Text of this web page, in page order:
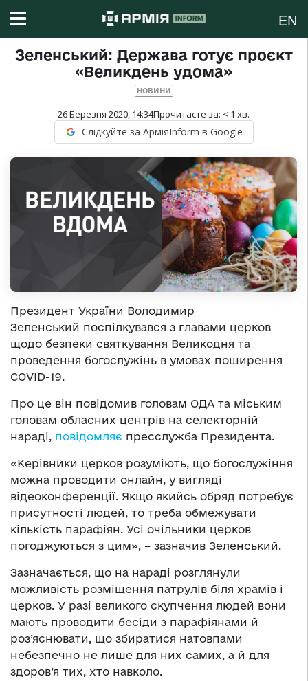
EN
Зеленський: Держава готує проєкт
«Великдень удома»
НОВИНИ
26 Березня 2020, 14:34Прочитаєте за: < 1 хв.
Слідкуйте за АрміяInform в Google
Президент України Володимир
Зеленський поспілкувався з главами церков
щодо безпеки святкування Великодня та
проведення богослужінь в умовах поширення
COVID-19.
Про це він повідомив головам ОДА та міським
головам обласних центрів на селекторній
нараді, повідомляє пресслужба Президента.
«Керівники церков розуміють, що богослужіння
можна проводити онлайн, у вигляді
відеоконференції. Якщо якийсь обряд потребує
присутності людей, то треба обмежувати
кількість парафіян. Усі очільники церков
погоджуються з цим», – зазначив Зеленський.
Зазначається, що на нараді розглянули
можливість розміщення патрулів біля храмів і
церков. У разі великого скупчення людей вони
мають проводити бесіди з парафіянами й
роз’яснювати, що збиратися натовпами
небезпечно не лише для них самих, а й для
здоров’я тих, хто навколо.